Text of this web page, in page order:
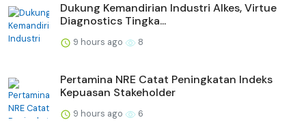
Dukung Kemandirian Industri Alkes, Virtue
Diagnostics Tingka...
9 hours ago 8
Pertamina NRE Catat Peningkatan Indeks
Kepuasan Stakeholder
9 hours ago 6